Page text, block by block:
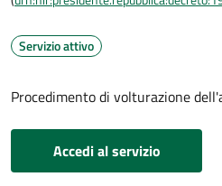
Servizio attivo
Procedimento di volturazione
Accedi al servizio